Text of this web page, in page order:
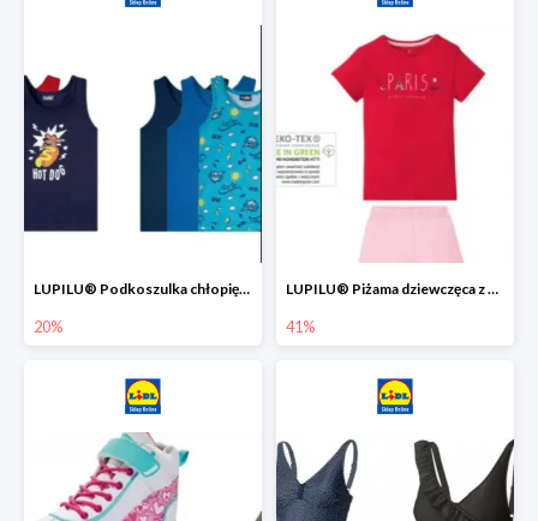
LUPILU® Podkoszulka chłopięca z bawełny -20%
20%
LUPILU® Piżama dziewczęca z bawełny -41%
41%